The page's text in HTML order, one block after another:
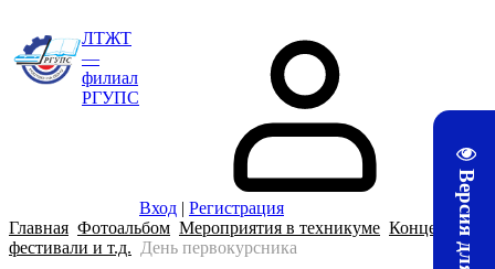
ЛТЖТ
—
филиал
РГУПС
Вход | Регистрация
Главная Фотоальбом Мероприятия в техникуме Концерты,
фестивали и т.д.
День первокурсника